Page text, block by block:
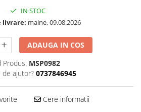
IN STOC
livrare: maine, 09.08.2026
ADAUGA IN COS
Produs: MSP0982
de ajutor? 0737846945
Cere informatii